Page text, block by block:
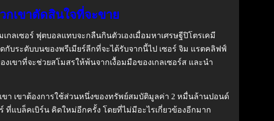
กเขาตัดสินใจที่จะขาย
ลเซอร์ ฟุตบอลแทบจะกลืนกินตัวเองเมื่อมหาเศรษฐีปิโตรเคมี
บระดับบนของพรีเมียร์ลีกที่จะได้รับจากนี้ไป เซอร์ จิม แรตคลิฟฟ์
เขาที่จะช่วยสโมสรให้พ้นจากเงื้อมมือของเกลเซอร์ส และนำ
ขา เขาต้องการใช้ส่วนหนึ่งของทรัพย์สมบัติมูลค่า 2 หมื่นล้านปอนด์
ที่แบล็คเบิร์น คิดใหม่อีกครั้ง โดยที่ไม่มีอะไรเกี่ยวข้องอีกมาก